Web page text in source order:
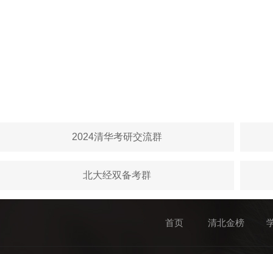
2024清华考研交流群
北大经双备考群
首页 清北金榜